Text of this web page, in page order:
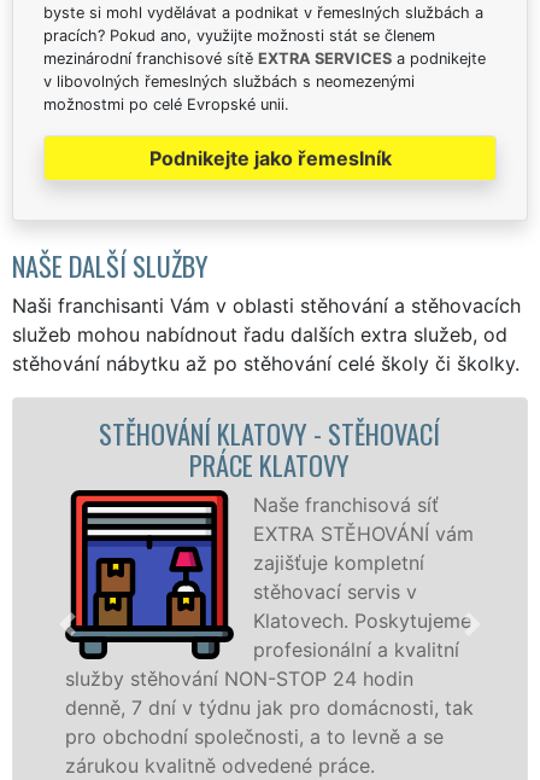
byste si mohl vydělávat a podnikat v řemeslných službách a
pracích? Pokud ano, využijte možnosti stát se členem
mezinárodní franchisové sítě EXTRA SERVICES a podnikejte
v libovolných řemeslných službách s neomezenými
možnostmi po celé Evropské unii.
Podnikejte jako řemeslník
NAŠE DALŠÍ SLUŽBY
Naši franchisanti Vám v oblasti stěhování a stěhovacích
služeb mohou nabídnout řadu dalších extra služeb, od
stěhování nábytku až po stěhování celé školy či školky.
síť
vám
a kvalitní
tak
a se
STĚHOVACÍ SLUŽBA
STĚHOVACÍ FIRMA
speciální
služby zajišťujeme domácnostem
celém okresu Klatovy se zárukou
franchisové sítě EXTRA
Nabízíme stěhovací služby NON-